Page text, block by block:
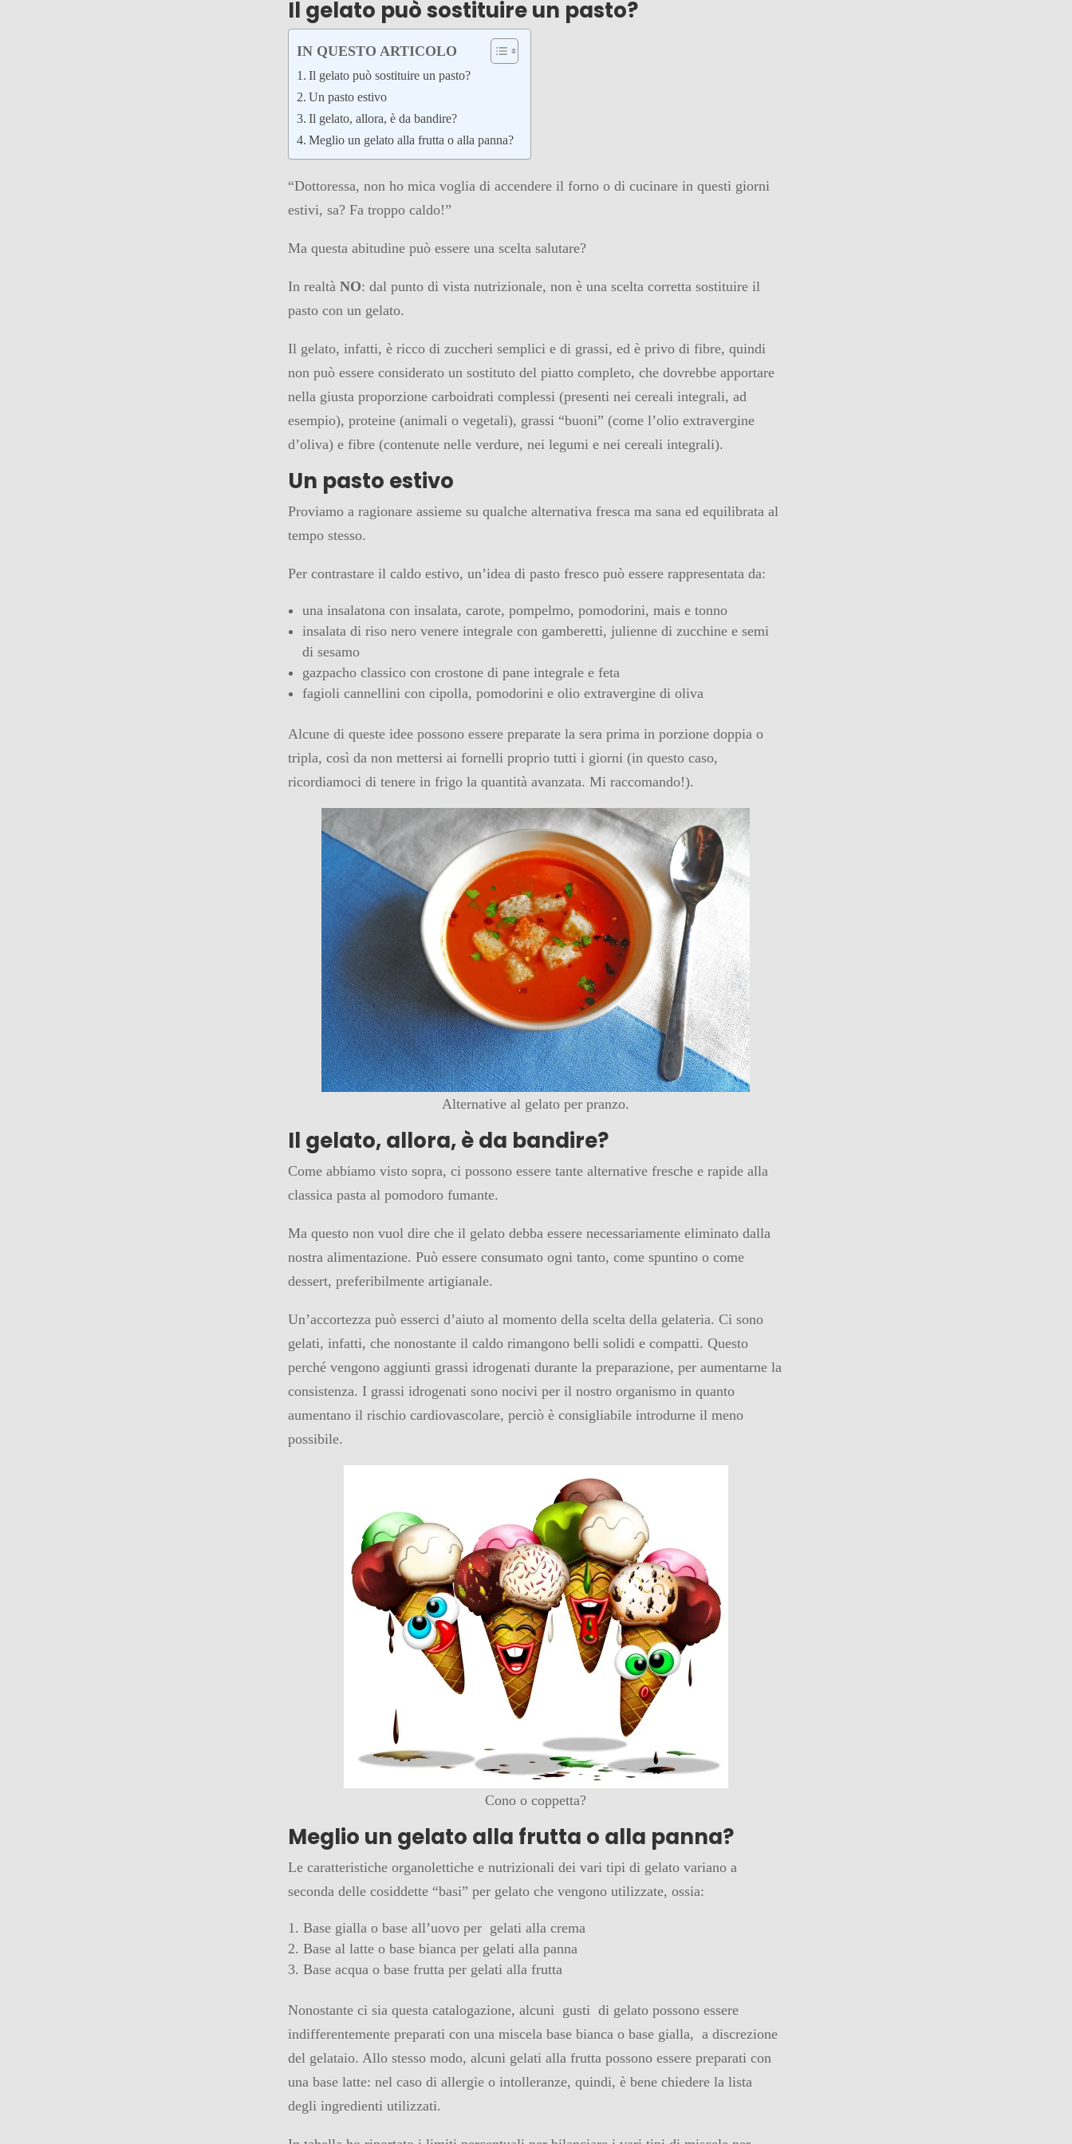
Il gelato può sostituire un pasto?
IN QUESTO ARTICOLO
Il gelato può sostituire un pasto?
Un pasto estivo
Il gelato, allora, è da bandire?
Meglio un gelato alla frutta o alla panna?
“Dottoressa, non ho mica voglia di accendere il forno o di cucinare in questi giorni
estivi, sa? Fa troppo caldo!”
Ma questa abitudine può essere una scelta salutare?
In realtàNO: dal punto di vista nutrizionale, non è una scelta corretta sostituire il
pasto con un gelato.
Il gelato, infatti, è ricco di zuccheri semplici e di grassi, ed è privo di fibre, quindi
non può essere considerato un sostituto del piatto completo, che dovrebbe apportare
nella giusta proporzione carboidrati complessi (presenti nei cereali integrali, ad
esempio), proteine (animali o vegetali), grassi “buoni” (come l’olio extravergine
d’oliva) e fibre (contenute nelle verdure, nei legumi e nei cereali integrali).
Un pasto estivo
Proviamo a ragionare assieme su qualche alternativa fresca ma sana ed equilibrata al
tempo stesso.
Per contrastare il caldo estivo, un’idea di pasto fresco può essere rappresentata da:
una insalatona con insalata, carote, pompelmo, pomodorini, mais e tonno
insalata di riso nero venere integrale con gamberetti, julienne di zucchine e semi
di sesamo
gazpacho classico con crostone di pane integrale e feta
fagioli cannellini con cipolla, pomodorini e olio extravergine di oliva
Alcune di queste idee possono essere preparate la sera prima in porzione doppia o
tripla, così da non mettersi ai fornelli proprio tutti i giorni (in questo caso,
ricordiamoci di tenere in frigo la quantità avanzata. Mi raccomando!).
Alternative al gelato per pranzo.
Il gelato, allora, è da bandire?
Come abbiamo visto sopra, ci possono essere tante alternative fresche e rapide alla
classica pasta al pomodoro fumante.
Ma questo non vuol dire che il gelato debba essere necessariamente eliminato dalla
nostra alimentazione. Può essere consumato ogni tanto, come spuntino o come
dessert, preferibilmente artigianale.
Un’accortezza può esserci d’aiuto al momento della scelta della gelateria. Ci sono
gelati, infatti, che nonostante il caldo rimangono belli solidi e compatti. Questo
perché vengono aggiunti grassi idrogenati durante la preparazione, per aumentarne la
consistenza. I grassi idrogenati sono nocivi per il nostro organismo in quanto
aumentano il rischio cardiovascolare, perciò è consigliabile introdurne il meno
possibile.
Cono o coppetta?
Meglio un gelato alla frutta o alla panna?
Le caratteristiche organolettiche e nutrizionali dei vari tipi di gelato variano a
seconda delle cosiddette “basi” per gelato che vengono utilizzate, ossia:
Base gialla o base all’uovo per gelati alla crema
Base al latte o base bianca per gelati alla panna
Base acqua o base frutta per gelati alla frutta
Nonostante ci sia questa catalogazione, alcuni gusti di gelato possono essere
indifferentemente preparati con una miscela base bianca o base gialla, a discrezione
del gelataio. Allo stesso modo, alcuni gelati alla frutta possono essere preparati con
una base latte: nel caso di allergie o intolleranze, quindi, è bene chiedere la lista
degli ingredienti utilizzati.